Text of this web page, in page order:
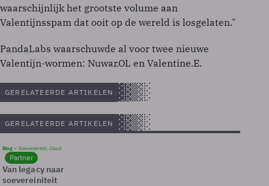
waarschijnlijk het grootste volume aan
Valentijnsspam dat ooit op de wereld is losgelaten."
PandaLabs waarschuwde al voor twee nieuwe
Valentijn-wormen: Nuwar.OL en Valentine.E.
GERELATEERDE ARTIKELEN
GERELATEERDE ARTIKELEN
Blog Soevereinteit, Cloud
Partner
Van legacy naar
soevereiniteit